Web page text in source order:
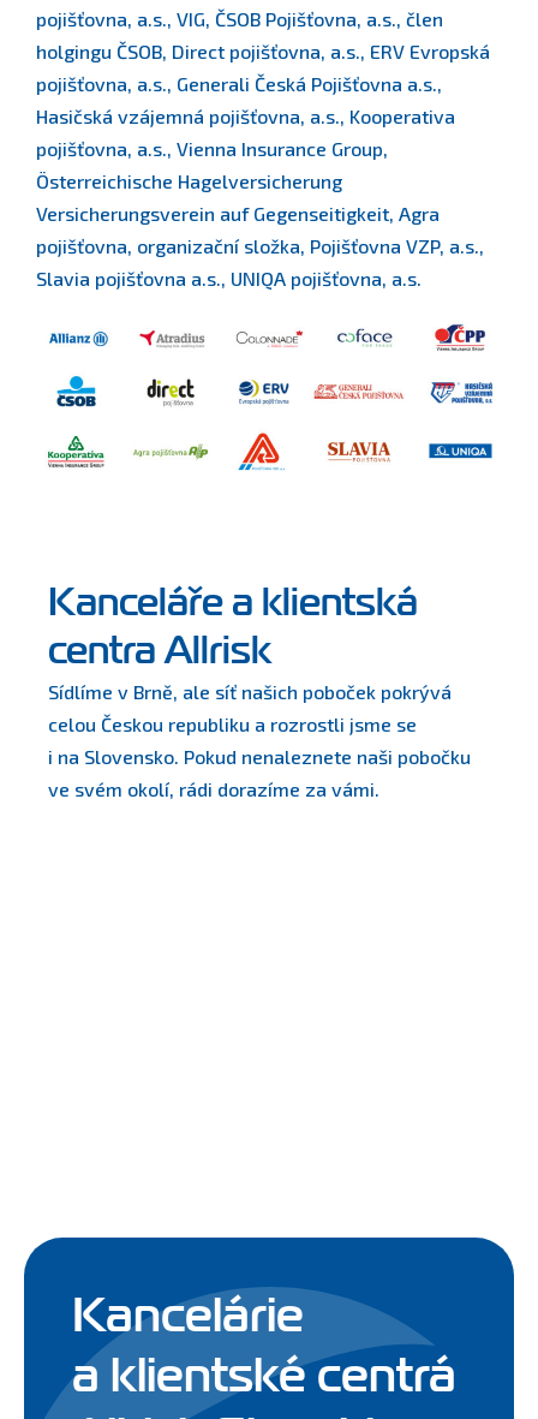
pojišťovna, a.s., VIG, ČSOB Pojišťovna, a.s., člen
holgingu ČSOB, Direct pojišťovna, a.s., ERV Evropská
pojišťovna, a.s., Generali Česká Pojišťovna a.s.,
Hasičská vzájemná pojišťovna, a.s., Kooperativa
pojišťovna, a.s., Vienna Insurance Group,
Österreichische Hagelversicherung
Versicherungsverein auf Gegenseitigkeit, Agra
pojišťovna, organizační složka, Pojišťovna VZP, a.s.,
Slavia pojišťovna a.s., UNIQA pojišťovna, a.s.
Kanceláře a klientská
centra Allrisk
Sídlíme v Brně, ale síť našich poboček pokrývá
celou Českou republiku a rozrostli jsme se
i na Slovensko. Pokud nenaleznete naši pobočku
ve svém okolí, rádi dorazíme za vámi.
Kancelárie
a klientské centrá